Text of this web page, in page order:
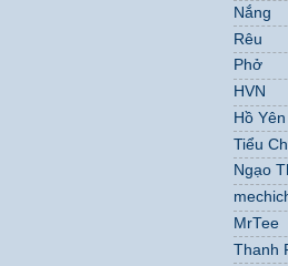
Nắng
Rêu
Phở
HVN
Hồ
Tiểu
Ngạo
MrTee
Thanh